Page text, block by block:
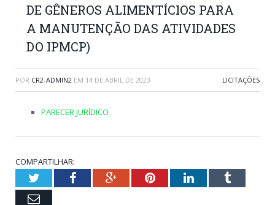
DE GÊNEROS ALIMENTÍCIOS PARA
A MANUTENÇÃO DAS ATIVIDADES
DO IPMCP)
POR CR2-ADMIN2 EM 14 DE ABRIL DE 2023 LICITAÇÕES
PARECER JURÍDICO
COMPARTILHAR:
TwitterFacebookGoogle+PinterestLinkedInTumblr
Email